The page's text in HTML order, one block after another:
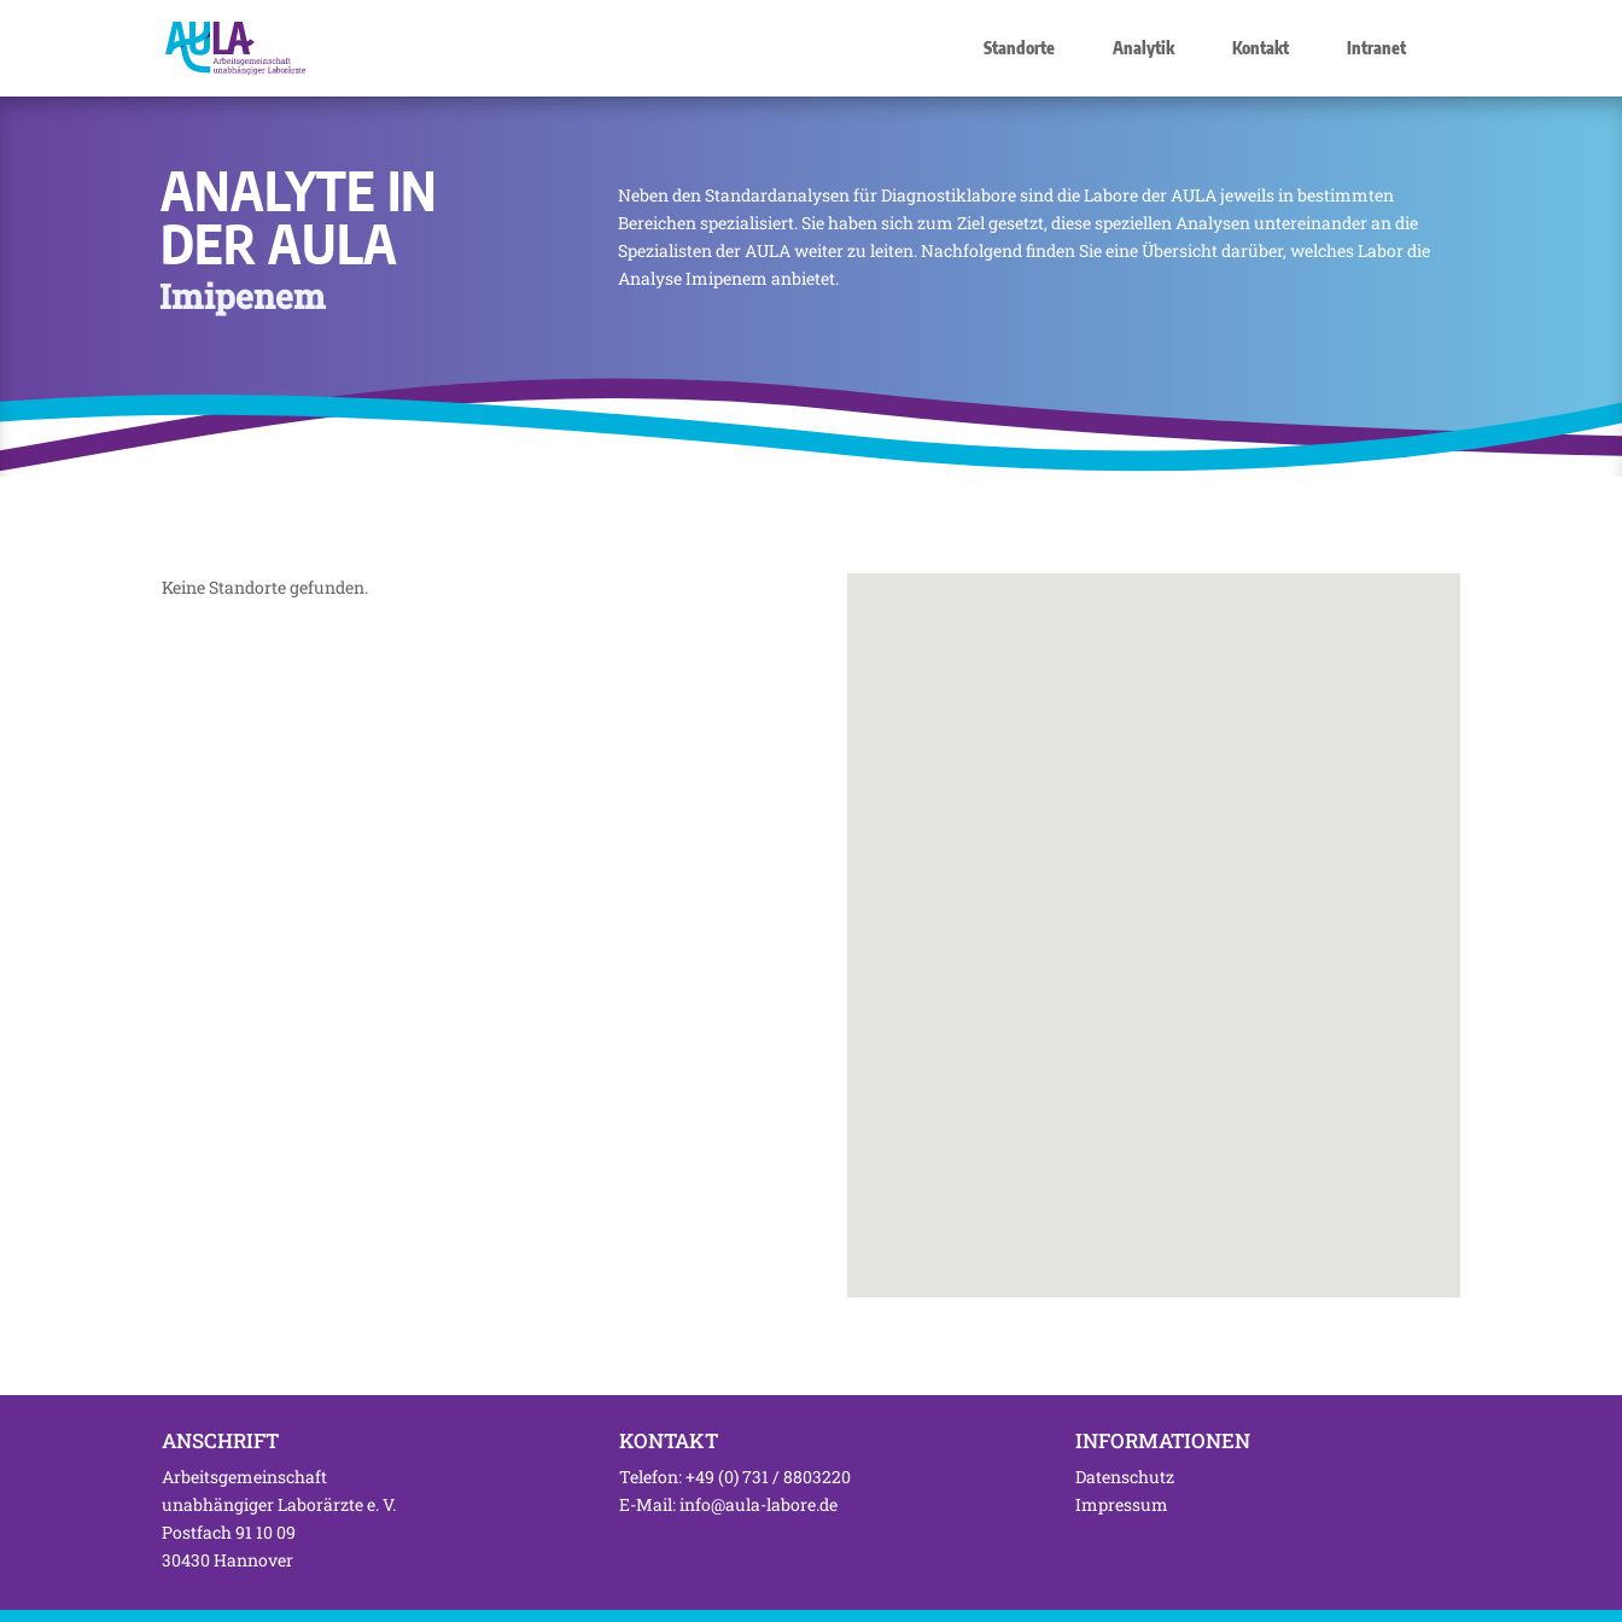
Standorte Analytik Kontakt Intranet
ANALYTE IN
DER AULA
Imipenem
Neben den Standardanalysen für Diagnostiklabore sind die Labore der AULA jeweils in bestimmten
Bereichen spezialisiert. Sie haben sich zum Ziel gesetzt, diese speziellen Analysen untereinander an die
Spezialisten der AULA weiter zu leiten. Nachfolgend finden Sie eine Übersicht darüber, welches Labor die
Analyse Imipenem anbietet.
Keine Standorte gefunden.
ANSCHRIFT
Arbeitsgemeinschaft
unabhängiger Laborärzte e. V.
Postfach 91 10 09
30430 Hannover
KONTAKT
Telefon: +49 (0) 731 / 8803220
E-Mail: info@aula-labore.de
INFORMATIONEN
Datenschutz
Impressum